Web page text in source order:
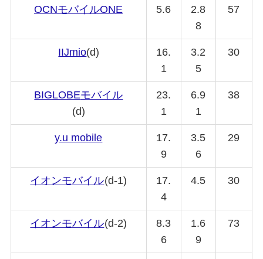
OCNモバイルONE 5.6
2.8
8
57
IIJmio(d)
16.
1
3.2
5
30
BIGLOBEモバイル
(d)
23.
1
6.9
1
38
y.u mobile
17.
9
3.5
6
29
イオンモバイル(d-1)
17.
4
4.5 30
イオンモバイル(d-2)
8.3
6
1.6
9
73